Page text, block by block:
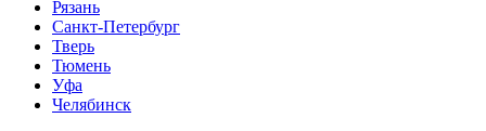
Рязань
Санкт-Петербург
Тверь
Тюмень
Уфа
Челябинск